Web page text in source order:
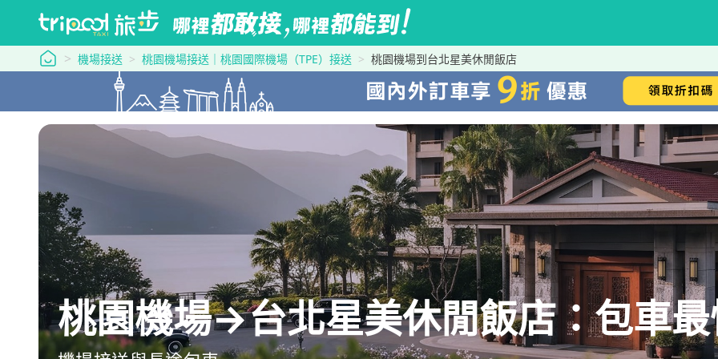
tripool 旅步
機場接送 桃園機場接送｜桃園國際機場（TPE）接送 桃園機場到台北星美休閒飯店
桃園機場→台北星美休閒飯店：包車